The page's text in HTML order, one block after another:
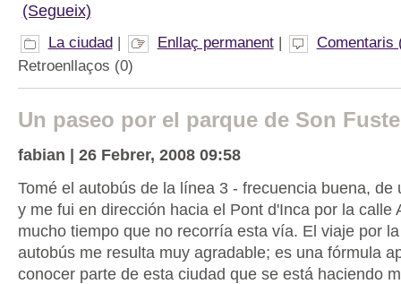
(Segueix)
La ciudad Enllaç permanent|
Comentaris
Retroenllaços (0)
Un paseo por el parque de Son
fabian | 26 Febrer, 2008 09:58
Tomé el autobús de la línea 3 - frecuencia buena, de
y me fui en dirección hacia el Pont d'Inca por la calle
mucho tiempo que no recorría esta vía. El viaje por
autobús me resulta muy agradable; es una fórmula
conocer parte de esta ciudad que se está haciendo